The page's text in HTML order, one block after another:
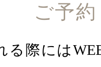
ご予約
る際には